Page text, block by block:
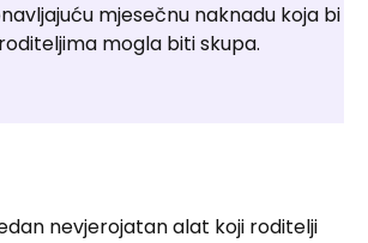
mjesečnu naknadu koja bi
mogla biti skupa.
nevjerojatan alat koji roditelji